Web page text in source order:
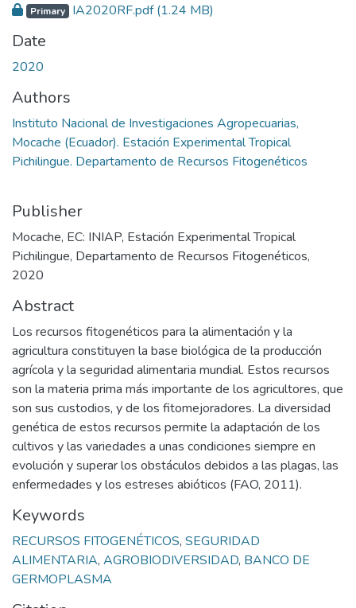
Primary IA2020RF.pdf(1.24 MB)
Date
2020
Authors
Instituto Nacional de Investigaciones Agropecuarias,
Mocache (Ecuador). Estación Experimental Tropical
Pichilingue. Departamento de Recursos Fitogenéticos
Publisher
Mocache, EC: INIAP, Estación Experimental Tropical
Pichilingue, Departamento de Recursos Fitogenéticos,
2020
Abstract
Los recursos fitogenéticos para la alimentación y la
agricultura constituyen la base biológica de la producción
agrícola y la seguridad alimentaria mundial. Estos recursos
son la materia prima más importante de los agricultores, que
son sus custodios, y de los fitomejoradores. La diversidad
genética de estos recursos permite la adaptación de los
cultivos y las variedades a unas condiciones siempre en
evolución y superar los obstáculos debidos a las plagas, las
enfermedades y los estreses abióticos (FAO, 2011).
Keywords
RECURSOS FITOGENÉTICOS, SEGURIDAD
ALIMENTARIA, AGROBIODIVERSIDAD, BANCO DE
GERMOPLASMA